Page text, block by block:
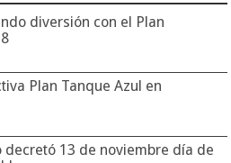
diversión con el Plan
Plan Tanque Azul en
decretó 13 de noviembre día de